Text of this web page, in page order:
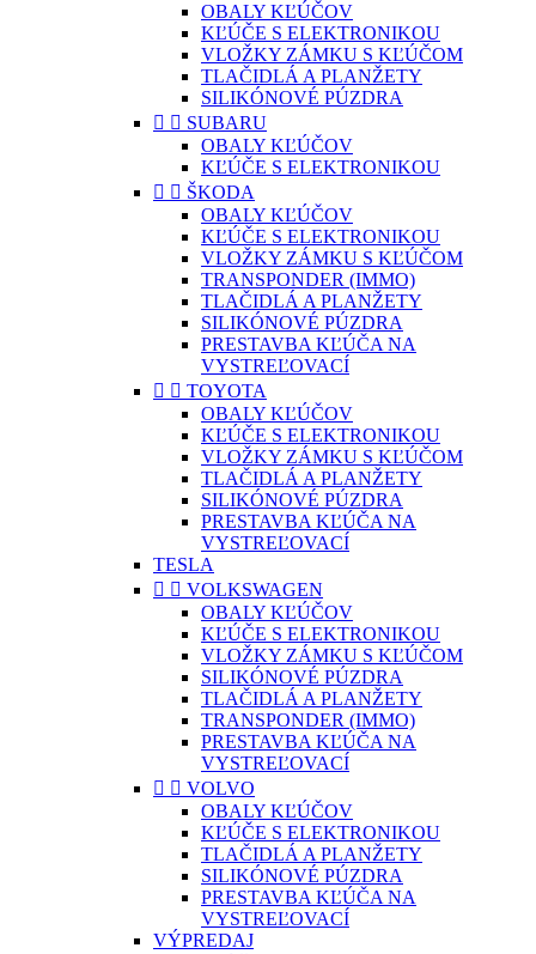
OBALY KĽÚČOV
KĽÚČE S ELEKTRONIKOU
VLOŽKY ZÁMKU S KĽÚČOM
TLAČIDLÁ A PLANŽETY
SILIKÓNOVÉ PÚZDRA
  SUBARU
OBALY KĽÚČOV
KĽÚČE S ELEKTRONIKOU
  ŠKODA
OBALY KĽÚČOV
KĽÚČE S ELEKTRONIKOU
VLOŽKY ZÁMKU S KĽÚČOM
TRANSPONDER (IMMO)
TLAČIDLÁ A PLANŽETY
SILIKÓNOVÉ PÚZDRA
PRESTAVBA KĽÚČA NA
VYSTREĽOVACÍ
  TOYOTA
OBALY KĽÚČOV
KĽÚČE S ELEKTRONIKOU
VLOŽKY ZÁMKU S KĽÚČOM
TLAČIDLÁ A PLANŽETY
SILIKÓNOVÉ PÚZDRA
PRESTAVBA KĽÚČA NA
VYSTREĽOVACÍ
TESLA
  VOLKSWAGEN
OBALY KĽÚČOV
KĽÚČE S ELEKTRONIKOU
VLOŽKY ZÁMKU S KĽÚČOM
SILIKÓNOVÉ PÚZDRA
TLAČIDLÁ A PLANŽETY
TRANSPONDER (IMMO)
PRESTAVBA KĽÚČA NA
VYSTREĽOVACÍ
  VOLVO
OBALY KĽÚČOV
KĽÚČE S ELEKTRONIKOU
TLAČIDLÁ A PLANŽETY
SILIKÓNOVÉ PÚZDRA
PRESTAVBA KĽÚČA NA
VYSTREĽOVACÍ
VÝPREDAJ